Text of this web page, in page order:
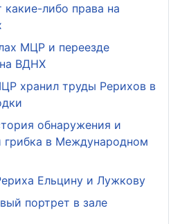
либо права на
МЦР и переезде
ВДНХ
хранил труды Рерихов в
обнаружения и
грибка в Международном
Ельцину и Лужкову
портрет в зале